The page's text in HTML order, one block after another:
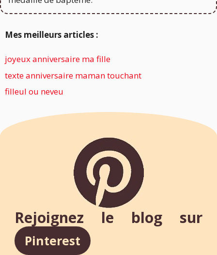
Mes meilleurs articles :
joyeux anniversaire ma fille
texte anniversaire maman touchant
filleul ou neveu
Rejoignez le blog sur
Pinterest